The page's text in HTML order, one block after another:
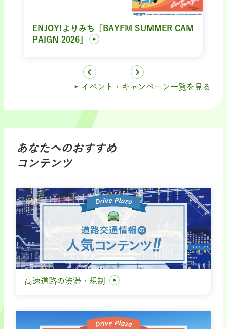
ENJOY!よりみち『BAYFM SUMMER CAM
PAIGN 2026』
イベント・キャンペーン一覧を見る
あなたへのおすすめ
コンテンツ
高速道路の渋滞・規制